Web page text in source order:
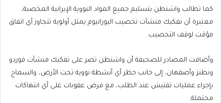
كما تطالب واشنطن بتسليم جميع المواد النووية الإيرانية المخصبة،
معتبرة أن تفكيك منشآت تخصيب اليورانيوم يمثل أولوية تتجاوز أي اتفاق
مؤقت لوقف التخصيب.
وأضافت المصادر للصحيفة أن واشنطن تصر على تفكيك منشآت فوردو
ونطنز وأصفهان، إلى جانب حظر أي أنشطة نووية تحت الأرض، والسماح
بإجراء عمليات تفتيش عند الطلب، مع فرض عقوبات على أي انتهاكات
محتملة.